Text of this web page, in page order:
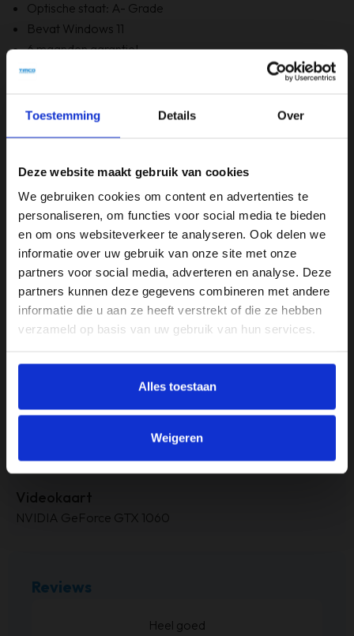
Toestemming Details Over
Deze website maakt gebruik van cookies
We gebruiken cookies om content en advertenties te
personaliseren, om functies voor social media te bieden
en om ons websiteverkeer te analyseren. Ook delen we
informatie over uw gebruik van onze site met onze
partners voor social media, adverteren en analyse. Deze
partners kunnen deze gegevens combineren met andere
informatie die u aan ze heeft verstrekt of die ze hebben
verzameld op basis van uw gebruik van hun services.
Alles toestaan
Weigeren
Optische staat: A- Grade
Bevat Windows 11
6 maanden garantie!
Bevat GEEN originele doos
Specificaties
17,3 inch
Merk
Asus
Opslagruimte
500GB
Processor
24GB
Nee
Videokaart
NVIDIA GeForce GTX 1060
Reviews
Heel goed